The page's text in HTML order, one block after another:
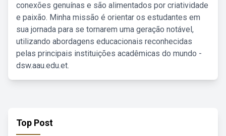
conexões genuínas e são alimentados por criatividade
e paixão. Minha missão é orientar os estudantes em
sua jornada para se tornarem uma geração notável,
utilizando abordagens educacionais reconhecidas
pelas principais instituições acadêmicas do mundo -
dsw.aau.edu.et.
Top Post